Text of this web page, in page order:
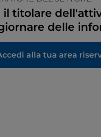
il titolare
delle
alla tua area